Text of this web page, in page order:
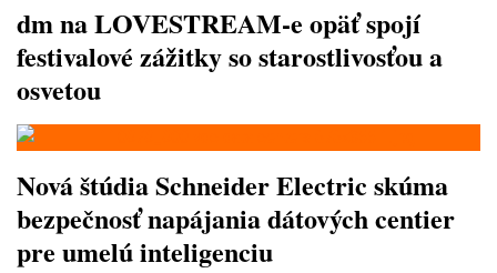
dm na LOVESTREAM-e opäť spojí
festivalové zážitky so starostlivosťou a
osvetou
Nová štúdia Schneider Electric skúma
bezpečnosť napájania dátových centier
pre umelú inteligenciu